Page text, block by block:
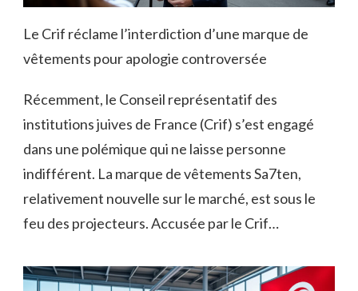
Le Crif réclame l’interdiction d’une marque de
vêtements pour apologie controversée
Récemment, le Conseil représentatif des
institutions juives de France (Crif) s’est engagé
dans une polémique qui ne laisse personne
indifférent. La marque de vêtements Sa7ten,
relativement nouvelle sur le marché, est sous le
feu des projecteurs. Accusée par le Crif…